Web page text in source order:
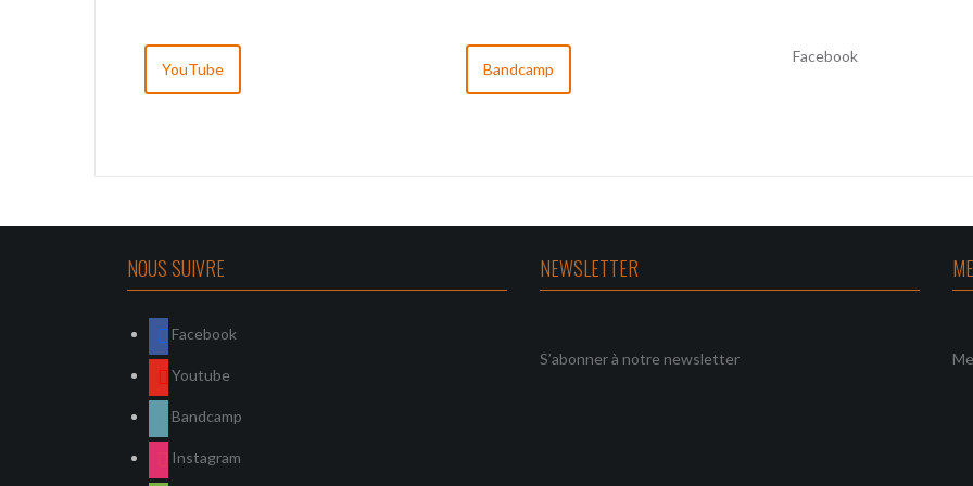
YouTube Bandcamp
Facebook
NOUS SUIVRE
Facebook
Youtube
Bandcamp
Instagram
NEWSLETTER
S’abonner à notre newsletter